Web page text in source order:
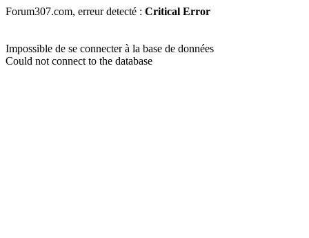
Forum307.com, erreur detecté : Critical Error
Impossible de se connecter à la base de données
Could not connect to the database